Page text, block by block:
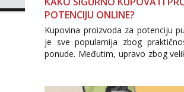
POTENCIJU ONLINE?
Kupovina proizvoda za potenciju
je sve popularnija zbog
ponude. Međutim, upravo zbog
se pojavljuju i brojni krivotvoreni
internetske trgovine te proizvodi